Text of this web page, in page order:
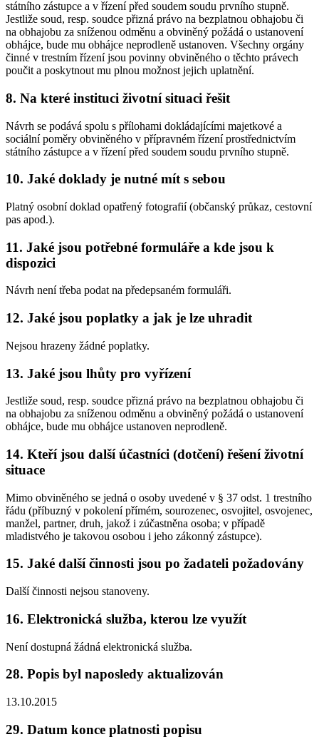
státního zástupce a v řízení před soudem soudu prvního stupně.
Jestliže soud, resp. soudce přizná právo na bezplatnou obhajobu či
na obhajobu za sníženou odměnu a obviněný požádá o ustanovení
obhájce, bude mu obhájce neprodleně ustanoven. Všechny orgány
činné v trestním řízení jsou povinny obviněného o těchto právech
poučit a poskytnout mu plnou možnost jejich uplatnění.
8. Na které instituci životní situaci řešit
Návrh se podává spolu s přílohami dokládajícími majetkové a
sociální poměry obviněného v přípravném řízení prostřednictvím
státního zástupce a v řízení před soudem soudu prvního stupně.
10. Jaké doklady je nutné mít s sebou
Platný osobní doklad opatřený fotografií (občanský průkaz, cestovní
pas apod.).
11. Jaké jsou potřebné formuláře a kde jsou k
dispozici
Návrh není třeba podat na předepsaném formuláři.
12. Jaké jsou poplatky a jak je lze uhradit
Nejsou hrazeny žádné poplatky.
13. Jaké jsou lhůty pro vyřízení
Jestliže soud, resp. soudce přizná právo na bezplatnou obhajobu či
na obhajobu za sníženou odměnu a obviněný požádá o ustanovení
obhájce, bude mu obhájce ustanoven neprodleně.
14. Kteří jsou další účastníci (dotčení) řešení životní
situace
Mimo obviněného se jedná o osoby uvedené v § 37 odst. 1 trestního
řádu (příbuzný v pokolení přímém, sourozenec, osvojitel, osvojenec,
manžel, partner, druh, jakož i zúčastněna osoba; v případě
mladistvého je takovou osobou i jeho zákonný zástupce).
15. Jaké další činnosti jsou po žadateli požadovány
Další činnosti nejsou stanoveny.
16. Elektronická služba, kterou lze využít
Není dostupná žádná elektronická služba.
28. Popis byl naposledy aktualizován
13.10.2015
29. Datum konce platnosti popisu